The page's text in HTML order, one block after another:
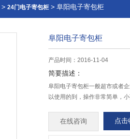
> 24门电子寄包柜> 阜阳电子寄包柜
阜阳电子寄包柜
产品时间：2016-11-04
简要描述：
阜阳电子寄包柜一般超市或者
以使用的到，操作非常简单，
在线咨询 点击